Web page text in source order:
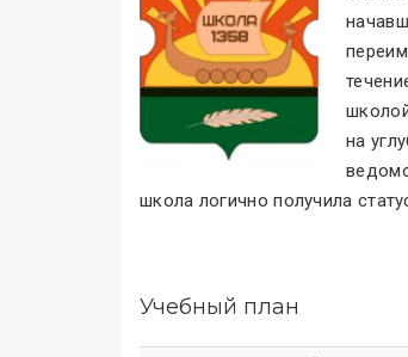
на
школа логично получила
Учебный план